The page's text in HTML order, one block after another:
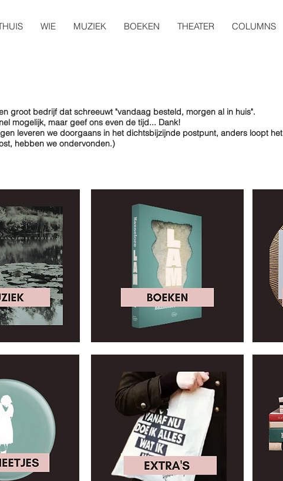
WIE MUZIEK BOEKEN THEATER COLUMNS
groot bedrijf dat schreeuwt "vandaag besteld, morgen al in huis".
mogelijk, maar geef ons even de tijd... Dank!
leveren we doorgaans in het dichtsbijzijnde postpunt, anders loopt het
hebben we ondervonden.)